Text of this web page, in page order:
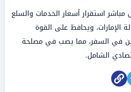
استقرار أسعار الخدمات والسلع
الإمارات، ويحافظ على القوة
في السفر، مما يصب في مصلحة
الشامل.